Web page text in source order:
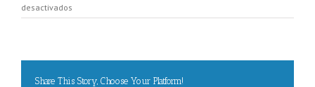
desactivados
Cuidamos
Share This Story, Choose Your Platform!